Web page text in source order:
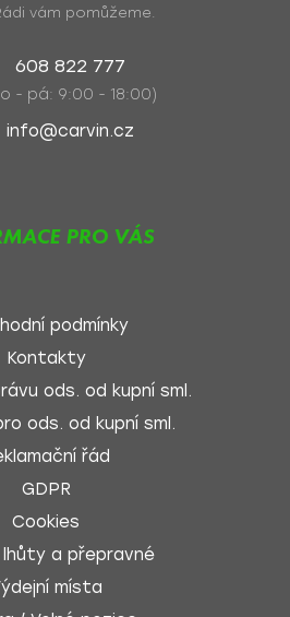
vám pomůžeme.
608 822 777
- pá: 9:00 - 18:00)
info@carvin.cz
PRO VÁS
podmínky
Kontakty
ods. od kupní sml.
ods. od kupní sml.
řád
GDPR
Cookies
lhůty a přepravné
místa